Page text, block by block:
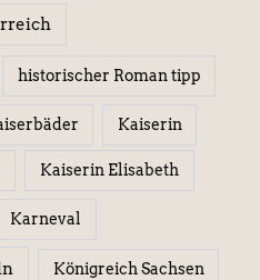
historischer Roman tipp
Kaiserin
Kaiserin Elisabeth
Karneval
Königreich Sachsen